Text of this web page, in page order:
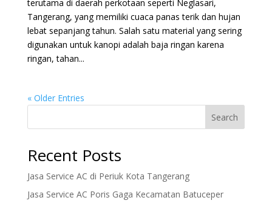
terutama di daerah perkotaan seperti Neglasari,
Tangerang, yang memiliki cuaca panas terik dan hujan
lebat sepanjang tahun. Salah satu material yang sering
digunakan untuk kanopi adalah baja ringan karena
ringan, tahan...
« Older Entries
Search
Recent Posts
Jasa Service AC di Periuk Kota Tangerang
Jasa Service AC Poris Gaga Kecamatan Batuceper